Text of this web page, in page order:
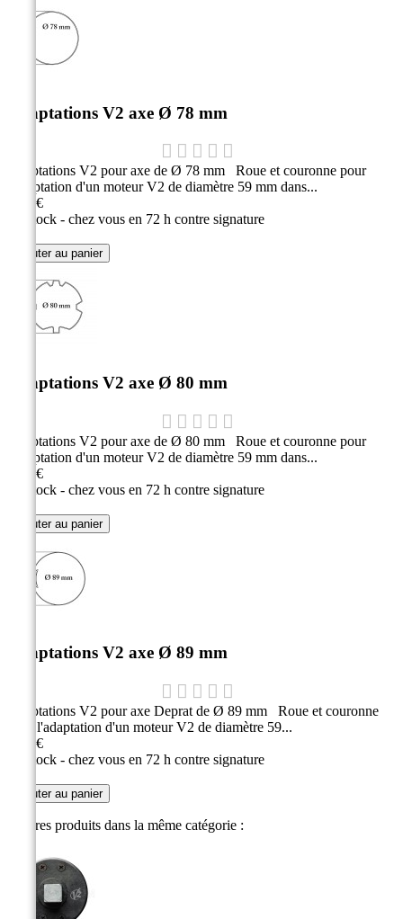
Adaptations V2 axe Ø 78 mm
Adaptations V2 pour axe de Ø 78 mm Roue et couronne pour
l'adaptation d'un moteur V2 de diamètre 59 mm dans...
9,10 €
En stock - chez vous en 72 h contre signature
Ajouter au panier
Adaptations V2 axe Ø 80 mm
Adaptations V2 pour axe de Ø 80 mm Roue et couronne pour
l'adaptation d'un moteur V2 de diamètre 59 mm dans...
9,10 €
En stock - chez vous en 72 h contre signature
Ajouter au panier
Adaptations V2 axe Ø 89 mm
Adaptations V2 pour axe Deprat de Ø 89 mm Roue et couronne
pour l'adaptation d'un moteur V2 de diamètre 59...
9,10 €
En stock - chez vous en 72 h contre signature
Ajouter au panier
8 autres produits dans la même catégorie :